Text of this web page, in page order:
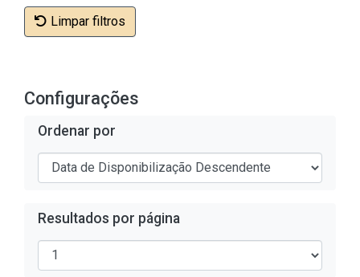
Limpar filtros
Configurações
Ordenar por
Resultados por página